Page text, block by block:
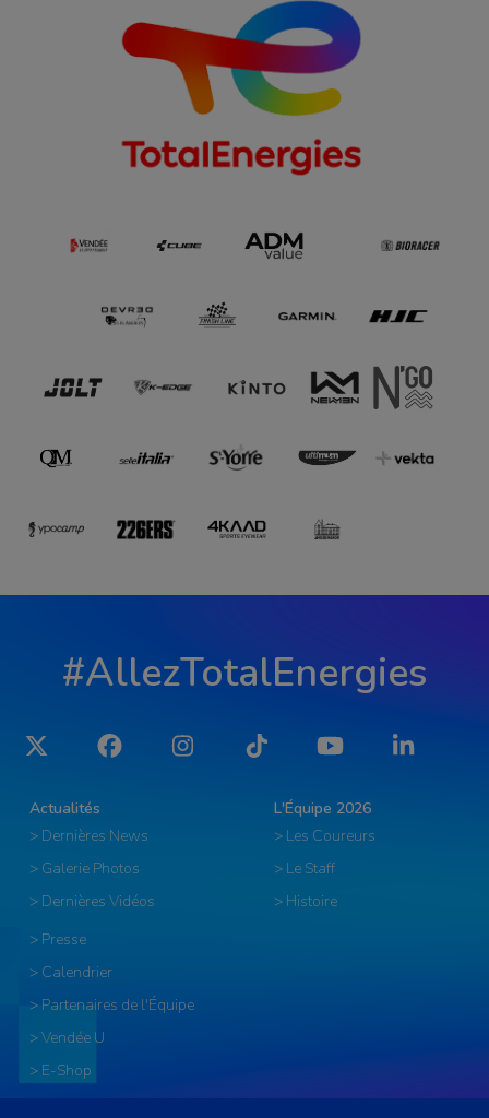
#AllezTotalEnergies
Twitter Facebook Instagram Tiktok YouTube LinkedIn
Actualités
> Dernières News
> Galerie Photos
> Dernières Vidéos
L'Équipe 2026
> Les Coureurs
> Le Staff
> Histoire
> Presse
> Calendrier
> Partenaires de l'Équipe
> Vendée U
> E-Shop